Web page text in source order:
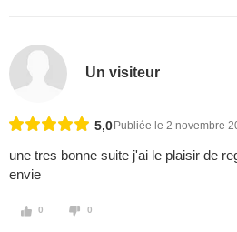
Un visiteur
5,0 Publiée le 2 novembre
une tres bonne suite j'ai le plaisir de
envie
0 0